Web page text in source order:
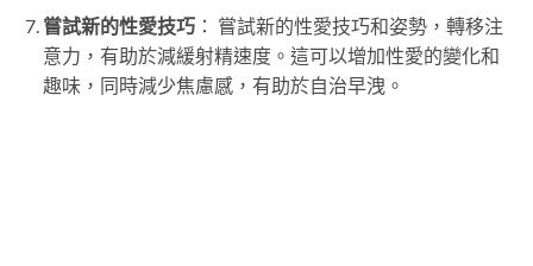
嘗試新的性愛技巧： 嘗試新的性愛技巧和姿勢，轉移注
意力，有助於減緩射精速度。這可以增加性愛的變化和
趣味，同時減少焦慮感，有助於自治早洩。